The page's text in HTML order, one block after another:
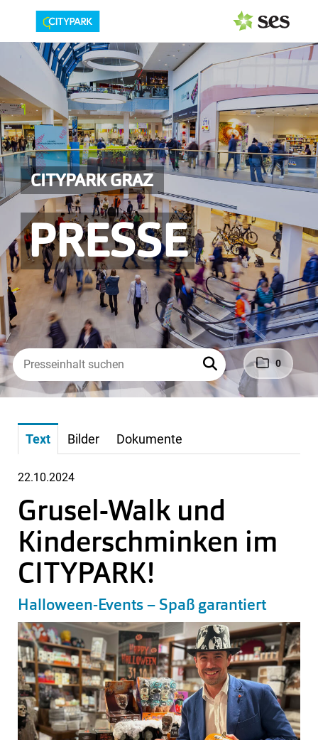
0
CITYPARK GRAZ
PRESSE
PRESSEAUSSENDUNGEN
Center & Marken
Events
Services
MEDIAGALERIE
PRESSEKONTAKT
Text Bilder Dokumente
22.10.2024
Grusel-Walk und
Kinderschminken im
CITYPARK!
Halloween-Events – Spaß garantiert